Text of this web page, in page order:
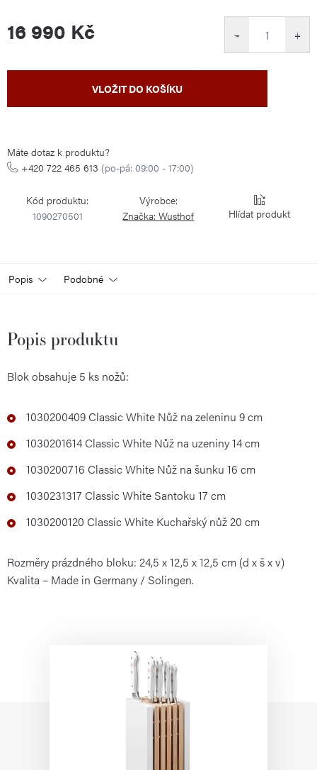
16 990 Kč +
−
VLOŽIT DO KOŠÍKU
Máte dotaz k produktu?
+420 722 465 613 (po-pá: 09:00 - 17:00)
Kód produktu:
1090270501
Výrobce:
Značka:Wusthof Hlídat
Popis Podobné
Popis produktu
Blok obsahuje 5 ks nožů:
1030200409 Classic White Nůž na zeleninu 9 cm
1030201614 Classic White Nůž na uzeniny 14 cm
1030200716 Classic White Nůž na šunku 16 cm
1030231317 Classic White Santoku 17 cm
1030200120 Classic White Kuchařský nůž 20 cm
Rozměry prázdného bloku: 24,5 x 12,5 x 12,5 cm (d x š x v)
Kvalita – Made in Germany / Solingen.